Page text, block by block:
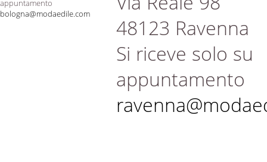
appuntamento
bologna@modaedile.com
48123 Ravenna
Si riceve solo su
appuntamento